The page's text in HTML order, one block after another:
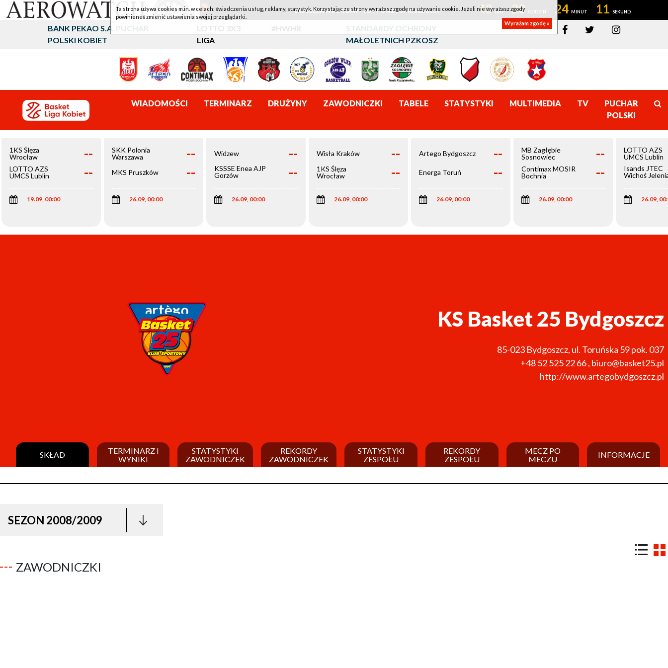
1KS ŚLĘZA WROCŁAW - LOTTO AZS UMCS LUBLIN 43 20 24 11
BANK PEKAO S.A. PUCHAR
POLSKI KOBIET
LOTTO 3X3
LIGA
#HWHR
STANDARDY OCHRONY
MAŁOLETNICH PZKOSZ
WIADOMOŚCI TERMINARZ DRUŻYNY ZAWODNICZKI TABELE STATYSTYKI MULTIMEDIA TV
PUCHAR
POLSKI
1KS Ślęza
Wrocław
--
LOTTO AZS
UMCS Lublin
--
19.09, 00:00
SKK Polonia
Warszawa
--
MKS Pruszków --
26.09, 00:00
Widzew --
KSSSE Enea AJP
Gorzów
--
26.09, 00:00
Wisła Kraków --
1KS Ślęza
Wrocław
--
26.09, 00:00
Artego Bydgoszcz --
Energa Toruń --
26.09, 00:00
MB Zagłębie
Sosnowiec
--
Contimax MOSIR
Bochnia
--
26.09, 00:00
LOTTO AZS
UMCS Lublin
Isands JTEC
Wichoś
26.09,
KS Basket 25 Bydgoszcz
85-023 Bydgoszcz, ul. Toruńska 59 pok. 037
+48 52 525 22 66, biuro@basket25.pl
http://www.artegobydgoszcz.pl
SKŁAD
TERMINARZ I
WYNIKI
STATYSTYKI
ZAWODNICZEK
REKORDY
ZAWODNICZEK
STATYSTYKI
ZESPOŁU
REKORDY
ZESPOŁU
MECZ PO
MECZU
INFORMACJE
SEZON 2008/2009
ZAWODNICZKI
Ta strona używa cookies m.in. w celach: świadczenia usług, reklamy, statystyk. Korzystając ze strony wyrażasz zgodę na używanie cookie. Jeżeli nie wyrażasz zgody
powinieneś zmienić ustawienia swojej przeglądarki.
Wyrażam zgodę »